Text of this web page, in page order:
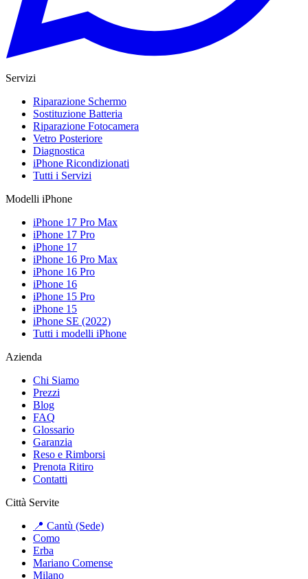
Servizi
Riparazione Schermo
Sostituzione Batteria
Riparazione Fotocamera
Vetro Posteriore
Diagnostica
iPhone Ricondizionati
Tutti i Servizi
Modelli iPhone
iPhone 17 Pro Max
iPhone 17 Pro
iPhone 17
iPhone 16 Pro Max
iPhone 16 Pro
iPhone 16
iPhone 15 Pro
iPhone 15
iPhone SE (2022)
Tutti i modelli iPhone
Azienda
Chi Siamo
Prezzi
Blog
FAQ
Glossario
Garanzia
Reso e Rimborsi
Prenota Ritiro
Contatti
Città Servite
📍 Cantù (Sede)
Como
Erba
Mariano Comense
Milano